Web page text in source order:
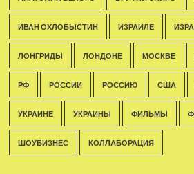
ИВАН ОХЛОБЫСТИН ИЗРАИЛЕ
ЛОНГРИДЫ ЛОНДОНЕ МОСКВЕ
РФ РОССИИ РОССИЮ США
УКРАИНЕ УКРАИНЫ ФИЛЬМЫ
ШОУБИЗНЕС КОЛЛАБОРАЦИЯ